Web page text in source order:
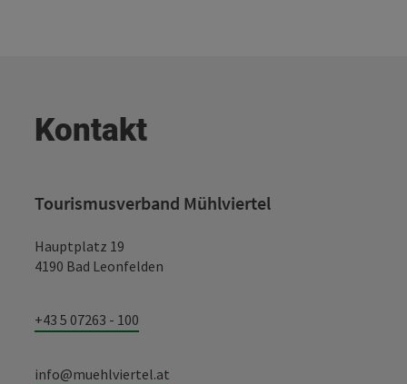
Kontakt
Tourismusverband Mühlviertel
Hauptplatz 19
4190 Bad Leonfelden
+43 5 07263 - 100
info@muehlviertel.at